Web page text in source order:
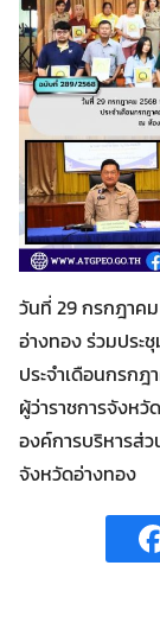
Search
for:
วันที่ 29 กรกฎาค
อ่างทอง ร่วมประ
ประจำเดือนกรก
ผู้ว่าราชการจังห
องค์การบริหารส่
จังหวัดอ่างทอง